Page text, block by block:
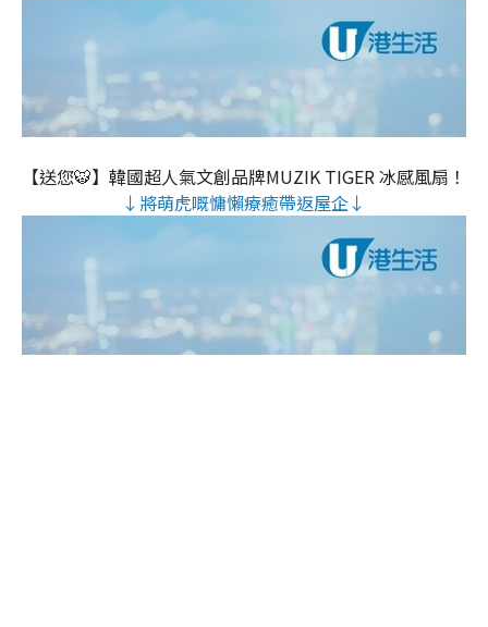
【送您🐯】韓國超人氣文創品牌MUZIK TIGER 冰感風扇！
↓將萌虎嘅慵懶療癒帶返屋企↓